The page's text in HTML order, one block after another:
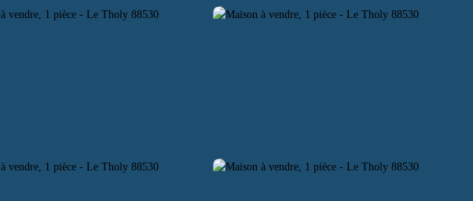
ESTIMER COACHING RECRUTEMENT CONTACT